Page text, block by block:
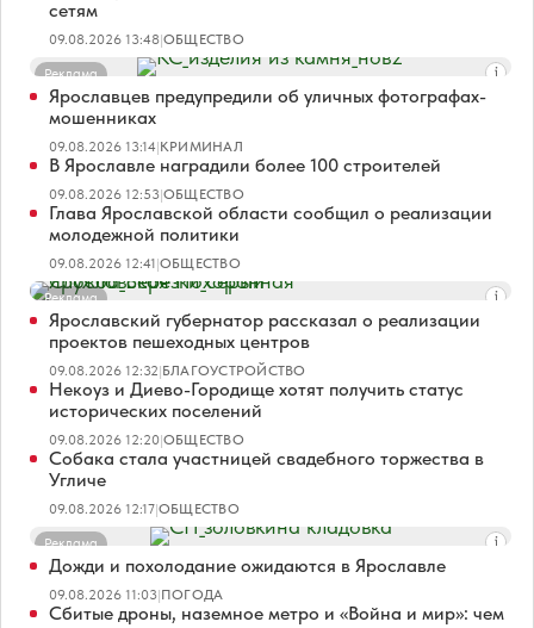
сетям
09.08.2026 13:48|ОБЩЕСТВО
Реклама
Ярославцев предупредили об уличных фотографах-
мошенниках
09.08.2026 13:14|КРИМИНАЛ
В Ярославле наградили более 100 строителей
09.08.2026 12:53|ОБЩЕСТВО
Глава Ярославской области сообщил о реализации
молодежной политики
09.08.2026 12:41|ОБЩЕСТВО
Реклама
Ярославский губернатор рассказал о реализации
проектов пешеходных центров
09.08.2026 12:32|БЛАГОУСТРОЙСТВО
Некоуз и Диево-Городище хотят получить статус
исторических поселений
09.08.2026 12:20|ОБЩЕСТВО
Собака стала участницей свадебного торжества в
Угличе
09.08.2026 12:17|ОБЩЕСТВО
Реклама
Дожди и похолодание ожидаются в Ярославле
09.08.2026 11:03|ПОГОДА
Сбитые дроны, наземное метро и «Война и мир»: чем